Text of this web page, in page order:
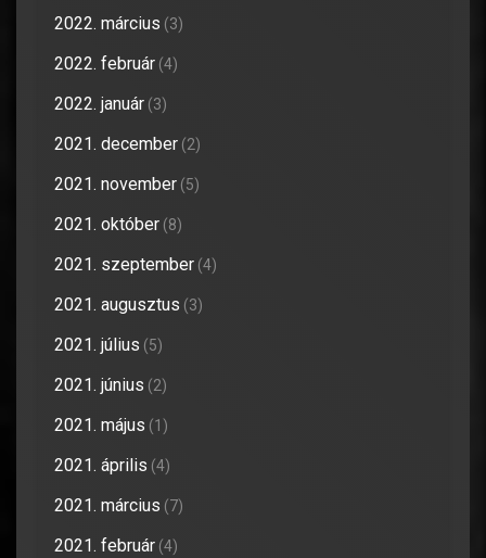
2022. március (3)
2022. február (4)
2022. január (3)
2021. december (2)
2021. november (5)
2021. október (8)
2021. szeptember (4)
2021. augusztus (3)
2021. július (5)
2021. június (2)
2021. május (1)
2021. április (4)
2021. március (7)
2021. február (4)